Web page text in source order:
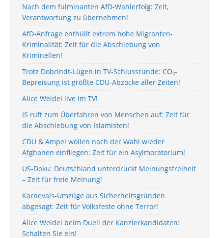
Nach dem fulminanten AfD-Wahlerfolg: Zeit,
Verantwortung zu übernehmen!
AfD-Anfrage enthüllt extrem hohe Migranten-
Kriminalität: Zeit für die Abschiebung von
Kriminellen!
Trotz Dobrindt-Lügen in TV-Schlussrunde: CO₂-
Bepreisung ist größte CDU-Abzocke aller Zeiten!
Alice Weidel live im TV!
IS ruft zum Überfahren von Menschen auf: Zeit für
die Abschiebung von Islamisten!
CDU & Ampel wollen nach der Wahl wieder
Afghanen einfliegen: Zeit für ein Asylmoratorium!
US-Doku: Deutschland unterdrückt Meinungsfreiheit
– Zeit für freie Meinung!
Karnevals-Umzüge aus Sicherheitsgründen
abgesagt: Zeit für Volksfeste ohne Terror!
Alice Weidel beim Duell der Kanzlerkandidaten:
Schalten Sie ein!